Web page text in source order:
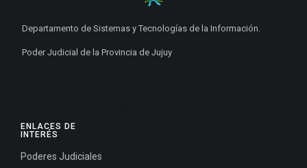
ENLACES DE
INTERÉS
Poderes Judiciales
Departamento de Sistemas y Tecnologías de la Información.
Poder Judicial de la Provincia de Jujuy